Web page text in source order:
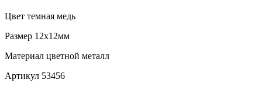
Цвет темная медь
Размер 12х12мм
Материал цветной металл
Артикул 53456